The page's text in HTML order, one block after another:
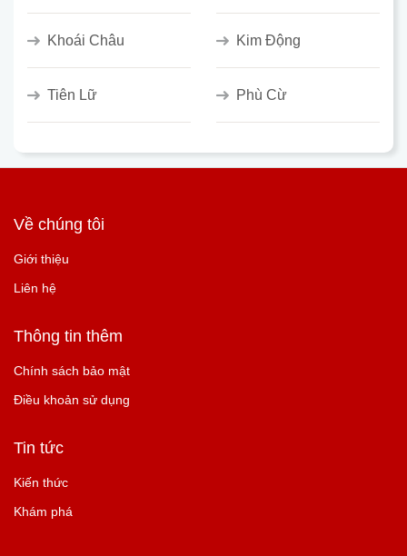
Khoái Châu Kim Động
Tiên Lữ Phù Cừ
Về chúng tôi
Giới thiệu
Liên hệ
Thông tin thêm
Chính sách bảo mật
Điều khoản sử dụng
Tin tức
Kiến thức
Khám phá